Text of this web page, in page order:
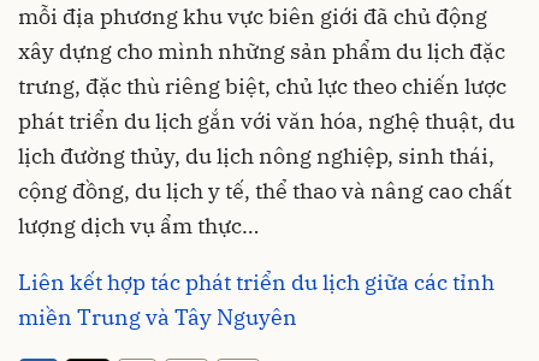
mỗi địa phương khu vực biên giới đã chủ động
xây dựng cho mình những sản phẩm du lịch đặc
trưng, đặc thù riêng biệt, chủ lực theo chiến lược
phát triển du lịch gắn với văn hóa, nghệ thuật, du
lịch đường thủy, du lịch nông nghiệp, sinh thái,
cộng đồng, du lịch y tế, thể thao và nâng cao chất
lượng dịch vụ ẩm thực…
Liên kết hợp tác phát triển du lịch giữa các tỉnh
miền Trung và Tây Nguyên